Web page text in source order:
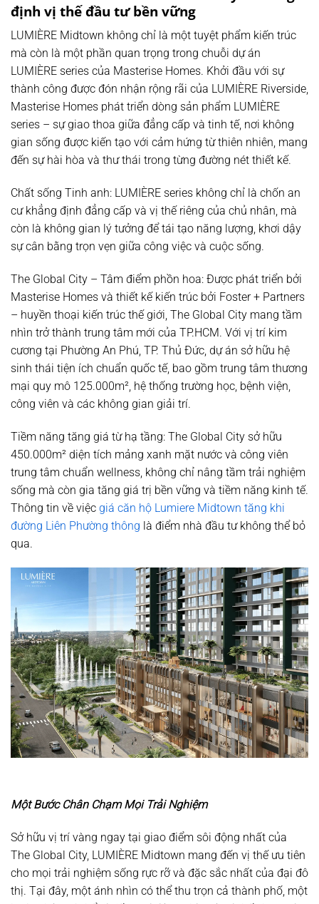
định vị thế đầu tư bền vững
LUMIÈRE Midtown không chỉ là một tuyệt phẩm kiến trúc
mà còn là một phần quan trọng trong chuỗi dự án
LUMIÈRE series của Masterise Homes. Khởi đầu với sự
thành công được đón nhận rộng rãi của LUMIÈRE Riverside,
Masterise Homes phát triển dòng sản phẩm LUMIÈRE
series – sự giao thoa giữa đẳng cấp và tinh tế, nơi không
gian sống được kiến tạo với cảm hứng từ thiên nhiên, mang
đến sự hài hòa và thư thái trong từng đường nét thiết kế.
Chất sống Tinh anh: LUMIÈRE series không chỉ là chốn an
cư khẳng định đẳng cấp và vị thế riêng của chủ nhân, mà
còn là không gian lý tưởng để tái tạo năng lượng, khơi dậy
sự cân bằng trọn vẹn giữa công việc và cuộc sống.
The Global City – Tâm điểm phồn hoa: Được phát triển bởi
Masterise Homes và thiết kế kiến trúc bởi Foster + Partners
– huyền thoại kiến trúc thế giới, The Global City mang tầm
nhìn trở thành trung tâm mới của TP.HCM. Với vị trí kim
cương tại Phường An Phú, TP. Thủ Đức, dự án sở hữu hệ
sinh thái tiện ích chuẩn quốc tế, bao gồm trung tâm thương
mại quy mô 125.000m², hệ thống trường học, bệnh viện,
công viên và các không gian giải trí.
Tiềm năng tăng giá từ hạ tầng: The Global City sở hữu
450.000m² diện tích mảng xanh mặt nước và công viên
trung tâm chuẩn wellness, không chỉ nâng tầm trải nghiệm
sống mà còn gia tăng giá trị bền vững và tiềm năng kinh tế.
Thông tin về việc giá căn hộ Lumiere Midtown tăng khi
đường Liên Phường thông là điểm nhà đầu tư không thể bỏ
qua.
Một Bước Chân Chạm Mọi Trải Nghiệm
Sở hữu vị trí vàng ngay tại giao điểm sôi động nhất của
The Global City, LUMIÈRE Midtown mang đến vị thế ưu tiên
cho mọi trải nghiệm sống rực rỡ và đặc sắc nhất của đại đô
thị. Tại đây, một ánh nhìn có thể thu trọn cả thành phố, một